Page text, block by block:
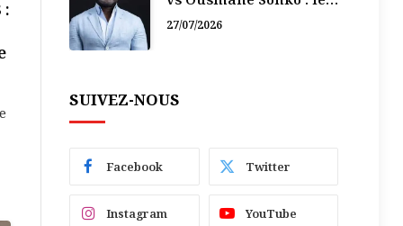
:
vacarme du pouvoir ne
27/07/2026
SUIVEZ-NOUS
Facebook Twitter
Instagram YouTube